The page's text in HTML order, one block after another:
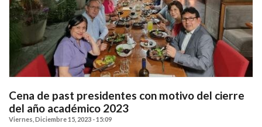
Cena de past presidentes con motivo del cierre
del año académico 2023
Viernes, Diciembre 15, 2023 - 15:09